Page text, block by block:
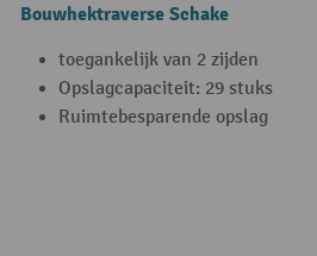
Bouwhektraverse Schake
toegankelijk van 2 zijden
Opslagcapaciteit: 29 stuks
Ruimtebesparende opslag